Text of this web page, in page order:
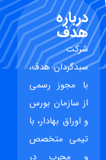
درباره
هدف
شرکت
سبدگردان هدف،
با مجوز رسمی
از سازمان بورس
و اوراق بهادار، با
تیمی متخصص